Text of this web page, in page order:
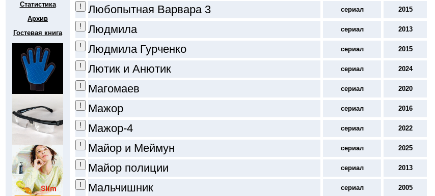
Статистика
Архив
Гостевая книга
Любопытная Варвара 3 сериал 2015
Людмила сериал 2013
Людмила Гурченко сериал 2015
Лютик и Анютик сериал 2024
Магомаев сериал 2020
Мажор сериал 2016
Мажор-4 сериал 2022
Майор и Меймун сериал 2025
Майор полиции сериал 2013
Мальчишник сериал 2005